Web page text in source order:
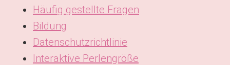
Häufig gestellte Fragen
Bildung
Datenschutzrichtlinie
Interaktive Perlengröße